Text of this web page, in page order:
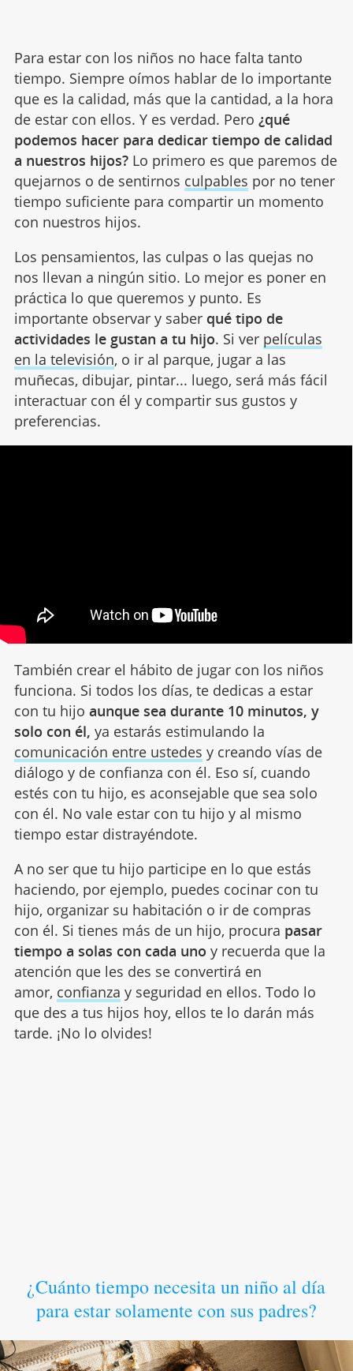
Para estar con los niños no hace falta tanto
tiempo. Siempre oímos hablar de lo importante
que es la calidad, más que la cantidad, a la hora
de estar con ellos. Y es verdad. Pero ¿qué
podemos hacer para dedicar tiempo de calidad
a nuestros hijos? Lo primero es que paremos de
quejarnos o de sentirnos culpables por no tener
tiempo suficiente para compartir un momento
con nuestros hijos.
Los pensamientos, las culpas o las quejas no
nos llevan a ningún sitio. Lo mejor es poner en
práctica lo que queremos y punto. Es
importante observar y saber qué tipo de
actividades le gustan a tu hijo. Si ver películas
en la televisión, o ir al parque, jugar a las
muñecas, dibujar, pintar... luego, será más fácil
interactuar con él y compartir sus gustos y
preferencias.
También crear el hábito de jugar con los niños
funciona. Si todos los días, te dedicas a estar
con tu hijo aunque sea durante 10 minutos, y
solo con él, ya estarás estimulando la
comunicación entre ustedes y creando vías de
diálogo y de confianza con él. Eso sí, cuando
estés con tu hijo, es aconsejable que sea solo
con él. No vale estar con tu hijo y al mismo
tiempo estar distrayéndote.
A no ser que tu hijo participe en lo que estás
haciendo, por ejemplo, puedes cocinar con tu
hijo, organizar su habitación o ir de compras
con él. Si tienes más de un hijo, procura pasar
tiempo a solas con cada uno y recuerda que la
atención que les des se convertirá en
amor, confianza y seguridad en ellos. Todo lo
que des a tus hijos hoy, ellos te lo darán más
tarde. ¡No lo olvides!
¿Cuánto tiempo necesita un niño al día
para estar solamente con sus padres?